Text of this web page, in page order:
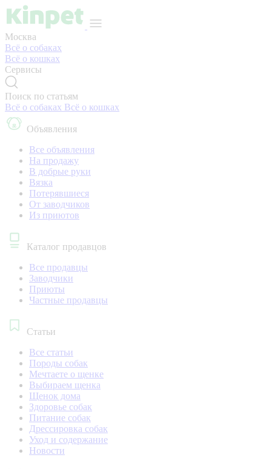
Москва
Всё о собаках
Всё о кошках
Сервисы
Поиск по статьям
Всё о собаках Всё о кошках
Объявления
Все объявления
На продажу
В добрые руки
Вязка
Потерявшиеся
От заводчиков
Из приютов
Каталог продавцов
Все продавцы
Заводчики
Приюты
Частные продавцы
Статьи
Все статьи
Породы собак
Мечтаете о щенке
Выбираем щенка
Щенок дома
Здоровье собак
Питание собак
Дрессировка собак
Уход и содержание
Новости